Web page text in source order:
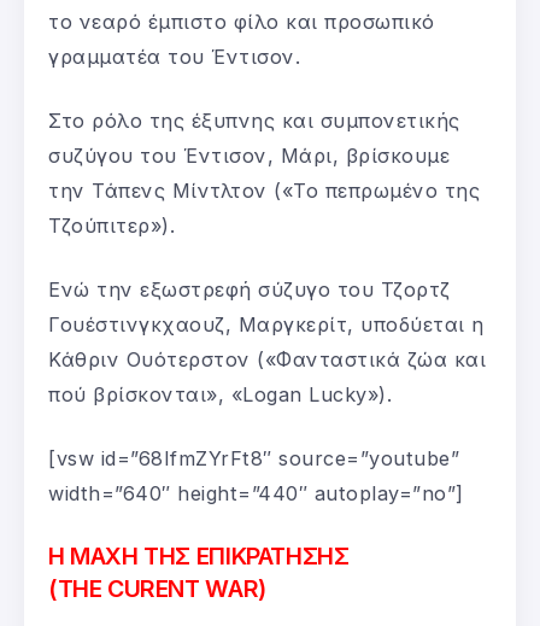
το νεαρό έμπιστο φίλο και προσωπικό
γραμματέα του Έντισον.
Στο ρόλο της έξυπνης και συμπονετικής
συζύγου του Έντισον, Μάρι, βρίσκουμε
την Τάπενς Μίντλτον («Το πεπρωμένο της
Τζούπιτερ»).
Ενώ την εξωστρεφή σύζυγο του Τζορτζ
Γουέστινγκχαουζ, Μαργκερίτ, υποδύεται η
Κάθριν Ουότερστον («Φανταστικά ζώα και
πού βρίσκονται», «Logan Lucky»).
[vsw id=”68IfmZYrFt8″ source=”youtube”
width=”640″ height=”440″ autoplay=”no”]
Η ΜΑΧΗ ΤΗΣ ΕΠΙΚΡΑΤΗΣΗΣ
(THE CURENT WAR)